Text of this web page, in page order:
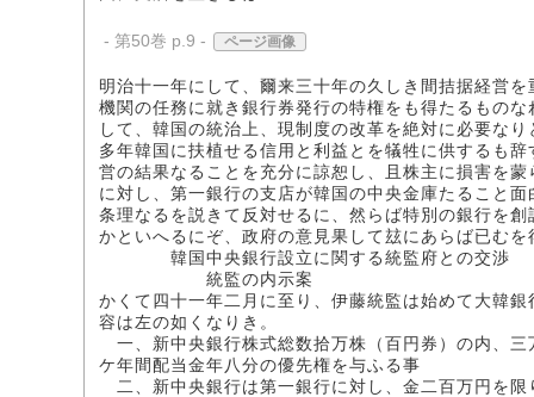
- 第50巻 p.9 - ページ画像
明治十一年にして、爾来三十年の久しき間拮据経営
機関の任務に就き銀行券発行の特権をも得たるもの
して、韓国の統治上、現制度の改革を絶対に必要な
多年韓国に扶植せる信用と利益とを犠牲に供するも
営の結果なることを充分に諒恕し、且株主に損害を
に対し、第一銀行の支店が韓国の中央金庫たること
条理なるを説きて反対せるに、然らば特別の銀行を
かといへるにぞ、政府の意見果して玆にあらば已む
韓国中央銀行設立に関する統監府との交渉
統監の内示案
かくて四十一年二月に至り、伊藤統監は始めて大韓
容は左の如くなりき。
一、新中央銀行株式総数拾万株（百円券）の内、
ケ年間配当金年八分の優先権を与ふる事
二、新中央銀行は第一銀行に対し、金二百万円を